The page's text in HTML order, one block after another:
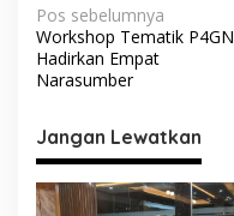
N
a
v
i
g
a
Pos sebelumnya
Workshop Tematik P4GN
Hadirkan Empat
Narasumber
Jangan Lewatkan